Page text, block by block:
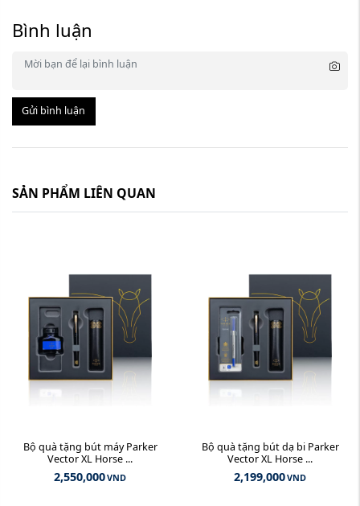
Bình luận
Gửi bình luận
SẢN PHẨM LIÊN QUAN
Bộ quà tặng bút máy Parker
Vector XL Horse ...
2,550,000VND
Bộ quà tặng bút dạ bi Parker
Vector XL Horse ...
2,199,000VND